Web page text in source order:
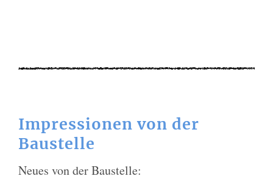
Impressionen von der
Baustelle
Neues von der Baustelle: